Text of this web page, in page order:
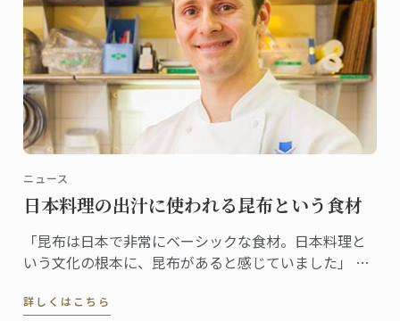
ニュース
日本料理の出汁に使われる昆布という食材
「昆布は日本で非常にベーシックな食材。日本料理と
いう文化の根本に、昆布があると感じていました」 昆
詳しくはこちら